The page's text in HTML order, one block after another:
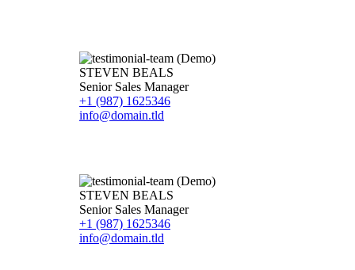
STEVEN BEALS
Senior Sales Manager
+1 (987) 1625346
info@domain.tld
STEVEN BEALS
Senior Sales Manager
+1 (987) 1625346
info@domain.tld